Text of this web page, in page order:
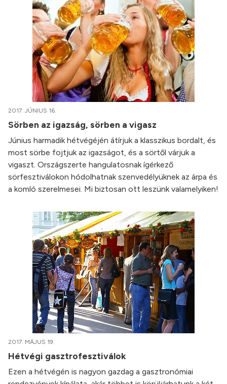
2017. JÚNIUS 16.
Sörben az igazság, sörben a vigasz
Június harmadik hétvégéjén átírjuk a klasszikus bordalt, és
most sörbe fojtjuk az igazságot, és a sörtől várjuk a
vigaszt. Országszerte hangulatosnak ígérkező
sörfesztiválokon hódolhatnak szenvedélyüknek az árpa és
a komló szerelmesei. Mi biztosan ott leszünk valamelyiken!
2017. MÁJUS 19.
Hétvégi gasztrofesztiválok
Ezen a hétvégén is nagyon gazdag a gasztronómiai